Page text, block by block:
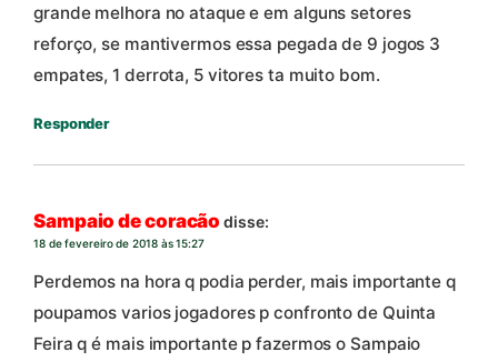
grande melhora no ataque e em alguns setores
reforço, se mantivermos essa pegada de 9 jogos 3
empates, 1 derrota, 5 vitores ta muito bom.
Responder
Sampaio de coracão disse:
18 de fevereiro de 2018 às 15:27
Perdemos na hora q podia perder, mais importante q
poupamos varios jogadores p confronto de Quinta
Feira q é mais importante p fazermos o Sampaio